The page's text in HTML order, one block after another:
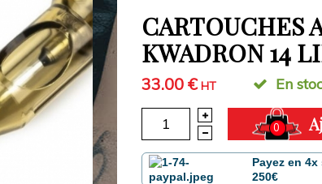
CARTOUCHES
KWADRON 14
33.00 €HT En
0
Payez en
250€